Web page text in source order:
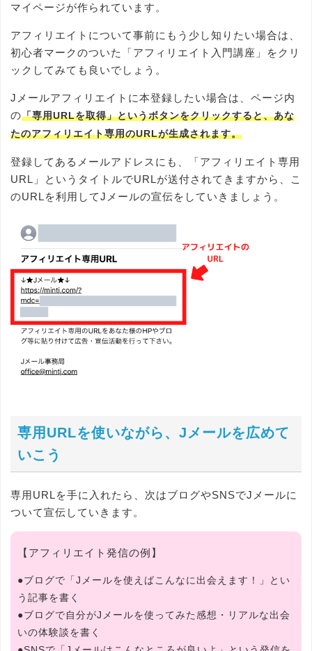
マイページが作られています。
アフィリエイトについて事前にもう少し知りたい場合は、
初心者マークのついた「アフィリエイト入門講座」をクリ
ックしてみても良いでしょう。
Jメールアフィリエイトに本登録したい場合は、ページ内
の「専用URLを取得」というボタンをクリックすると、あな
たのアフィリエイト専用のURLが生成されます。
登録してあるメールアドレスにも、「アフィリエイト専用
URL」というタイトルでURLが送付されてきますから、こ
のURLを利用してJメールの宣伝をしていきましょう。
専用URLを使いながら、Jメールを広めて
いこう
専用URLを手に入れたら、次はブログやSNSでJメールに
ついて宣伝していきます。
【アフィリエイト発信の例】
●ブログで「Jメールを使えばこんなに出会えます！」とい
う記事を書く
●ブログで自分がJメールを使ってみた感想・リアルな出会
いの体験談を書く